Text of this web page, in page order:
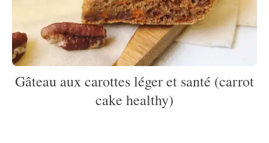
Gâteau aux carottes léger et santé (carrot
cake healthy)